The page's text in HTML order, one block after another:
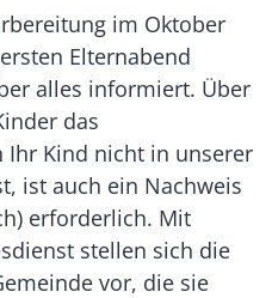
im Oktober
Elternabend
alles informiert. Über
das
Kind nicht in unserer
ist auch ein Nachweis
erforderlich. Mit
stellen sich die
vor, die sie